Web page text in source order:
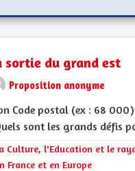
sortie du grand est
Proposition anonyme
Code postal (ex : 68
sont les grands défis
les résultats de la
Culture, l'Education et le
France et en Europe